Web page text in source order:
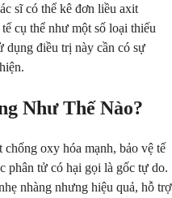
sĩ có thể kê đơn liều axit
cụ thể như một số loại thiếu
dụng điều trị này cần có sự
Như Thế Nào?
oxy hóa mạnh, bảo vệ tế
phân tử có hại gọi là gốc tự do.
nhàng nhưng hiệu quả, hỗ trợ